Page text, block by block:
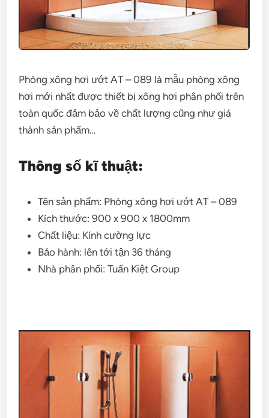
Phòng xông hơi ướt AT – 089 là mẫu phòng xông
hơi mới nhất được thiết bị xông hơi phân phối trên
toàn quốc đảm bảo về chất lượng cũng như giá
thành sản phẩm…
Thông số kĩ thuật:
Tên sản phẩm: Phòng xông hơi ướt AT – 089
Kích thước: 900 x 900 x 1800mm
Chất liệu: Kính cường lực
Bảo hành: lên tới tận 36 tháng
Nhà phân phối: Tuấn Kiệt Group